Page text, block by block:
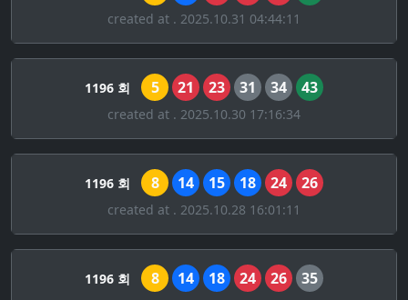
created at . 2025.10.31 04:44:11
1196 회 5 21 23 31 34 43
created at . 2025.10.30 17:16:34
1196 회 8 14 15 18 24 26
created at . 2025.10.28 16:01:11
1196 회 8 14 18 24 26 35